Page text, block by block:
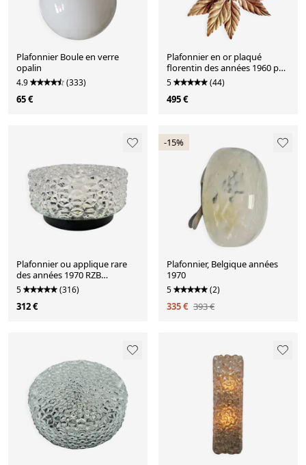
Plafonnier Boule en verre
opalin
4.9 (333)
65 €
Plafonnier en or plaqué
florentin des années 1960 par
Hans Kögl.
5 (44)
495 €
Plafonnier ou applique rare
des années 1970 RZB
Leuchten, Allemagne.
5 (316)
312 €
-15%
Plafonnier, Belgique années
1970
5 (2)
335 € 393 €